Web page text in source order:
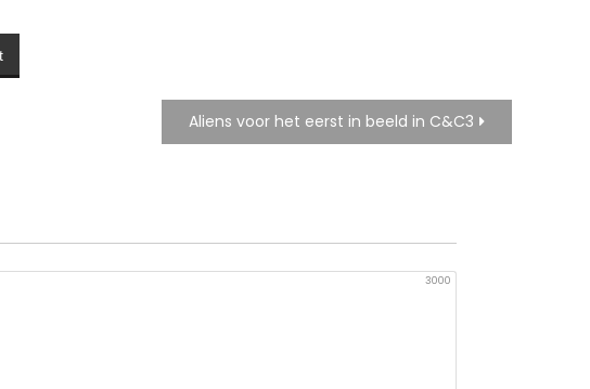
Aliens voor het eerst in beeld in C&C3
3000